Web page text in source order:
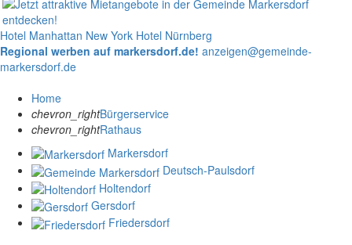
Hotel Manhattan New York Hotel Nürnberg
Regional werben auf markersdorf.de! anzeigen@gemeinde-
markersdorf.de
Home
chevron_rightBürgerservice
chevron_rightRathaus
Markersdorf
Deutsch-Paulsdorf
Holtendorf
Gersdorf
Friedersdorf